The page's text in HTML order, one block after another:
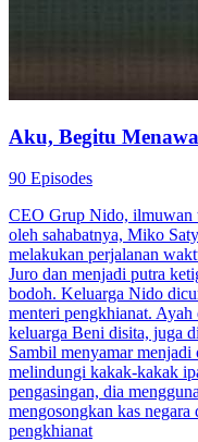
Aku, Begitu
90 Episodes
CEO Grup Nido, ilmuwan
oleh sahabatnya, Miko
melakukan perjalanan
Juro dan menjadi putra
bodoh. Keluarga Nido
menteri pengkhianat.
keluarga Beni disita, juga
Sambil menyamar
melindungi kakak-kakak
pengasingan, dia
mengosongkan kas
pengkhianat